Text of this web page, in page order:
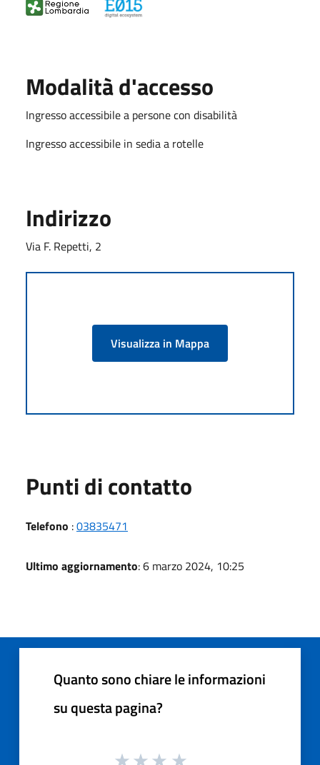
Modalità d'accesso
Ingresso accessibile a persone con disabilità
Ingresso accessibile in sedia a rotelle
Indirizzo
Via F. Repetti, 2
Visualizza in Mappa
Punti di contatto
Telefono :03835471
Ultimo aggiornamento: 6 marzo 2024, 10:25
Quanto sono chiare le informazioni
su questa pagina?